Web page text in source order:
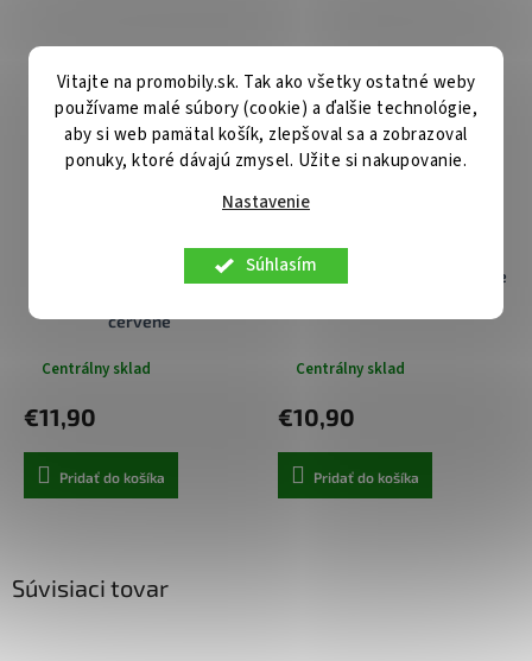
Vitajte na promobily.sk. Tak ako všetky ostatné weby
používame malé súbory (cookie) a ďalšie technológie,
aby si web pamätal košík, zlepšoval sa a zobrazoval
ponuky, ktoré dávajú zmysel. Užite si nakupovanie.
Nastavenie
Súhlasím
Súvisiaci tovar
Nillkin Super Frosted Shield
červené
Centrálny sklad
€11,90
Pridať do košíka
Puzdro Dux Ducis Skin Pro pre
Centrálny sklad
€10,90
Pridať do košíka